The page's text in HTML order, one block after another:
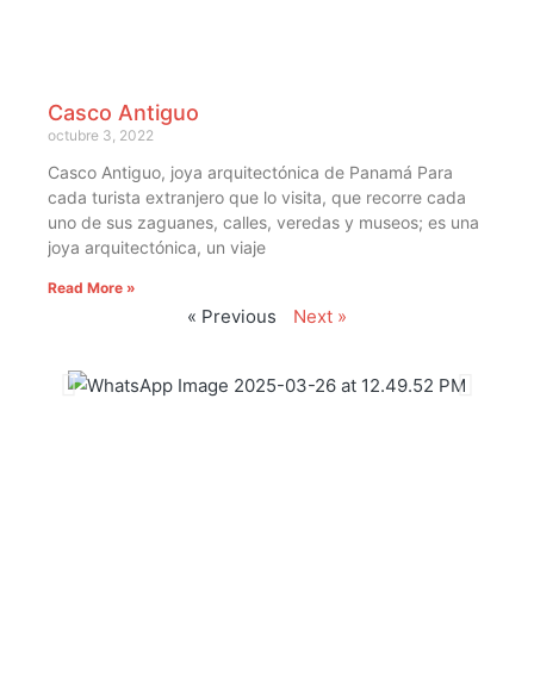
Casco Antiguo
octubre 3, 2022
Casco Antiguo, joya arquitectónica de Panamá Para
cada turista extranjero que lo visita, que recorre cada
uno de sus zaguanes, calles, veredas y museos; es una
joya arquitectónica, un viaje
Read More »
« Previous Next »